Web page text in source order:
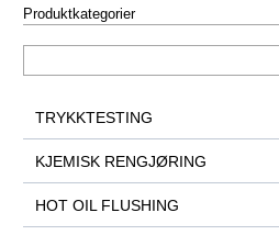
Produktkategorier
TRYKKTESTING
KJEMISK RENGJØRING
HOT OIL FLUSHING